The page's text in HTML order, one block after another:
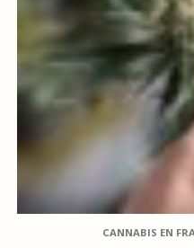
CANNABIS EN